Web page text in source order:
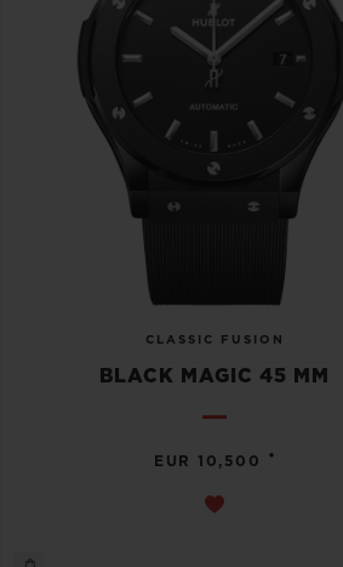
CLASSIC FUSION
BLACK MAGIC 45 MM
EUR 10,500 •